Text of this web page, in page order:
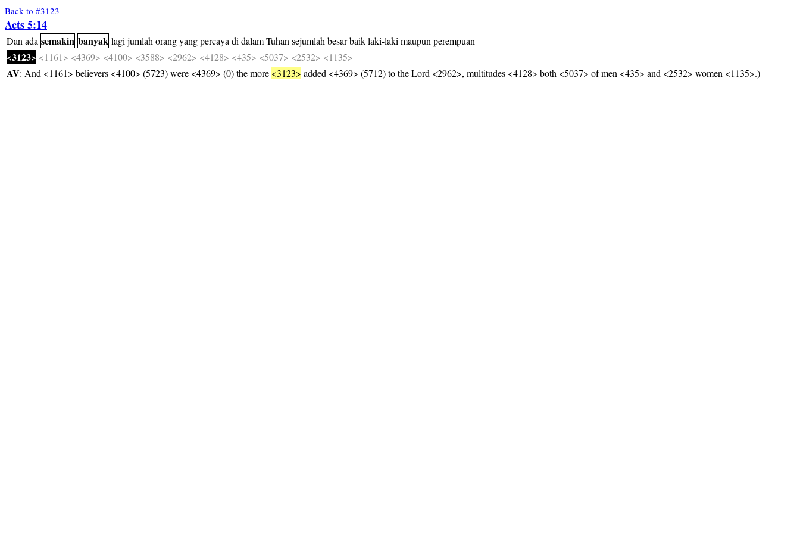
Back to #3123
Acts 5:14
Dan ada semakin banyak lagi jumlah orangyangpercaya di dalamTuhan sejumlah besarbaiklaki-laki maupun perempuan
<3123> <1161> <4369> <4100> <3588> <2962> <4128> <435> <5037> <2532> <1135>
AV: And <1161> believers <4100> (5723) were <4369> (0) the more <3123> added <4369> (5712) to the Lord <2962>, multitudes <4128> both <5037> of men <435> and <2532> women <1135>.)